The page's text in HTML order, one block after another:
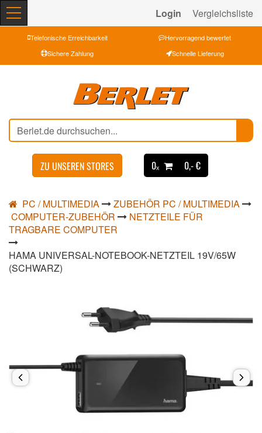
Login Vergleichsliste
Telefonische Erreichbarkeit
Hervorragend bewertet
Sichere Zahlung
Schnelle Lieferung
ZU UNSEREN STORES 0ₓ 0,- €
PC / MULTIMEDIA
ZUBEHÖR PC / MULTIMEDIA
COMPUTER-ZUBEHÖR
NETZTEILE FÜR
TRAGBARE COMPUTER
HAMA UNIVERSAL-NOTEBOOK-NETZTEIL 19V/65W
(SCHWARZ)